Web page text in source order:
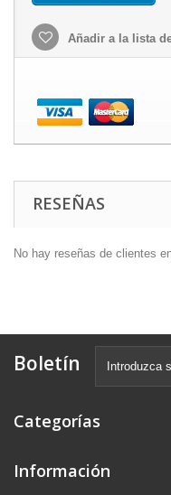
Añadir a la lista
RESEÑAS
No hay reseñas de clientes
Boletín
Categorías
Información